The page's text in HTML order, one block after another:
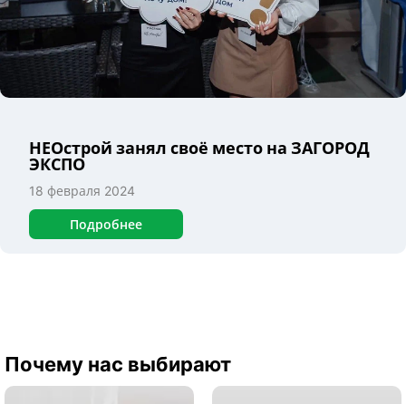
НЕОстрой занял своё место на ЗАГОРОД
ЭКСПО
18 февраля 2024
Подробнее
Почему нас выбирают